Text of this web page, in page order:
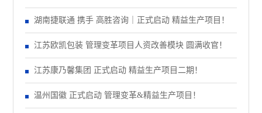
正式启动 管理变革项目
湖南捷联通 携手 高胜咨询｜正式启动 精益生产项目！
江苏欧凯包装 管理变革项目人资改善模块 圆满收官！
江苏康乃馨集团 正式启动 精益生产项目二期！
温州国徽 正式启动 管理变革&精益生产项目！